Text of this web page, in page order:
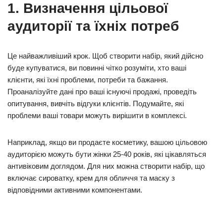
1. Визначення цільової
аудиторії та їхніх потреб
Це найважливіший крок. Щоб створити набір, який дійсно
буде купуватися, ви повинні чітко розуміти, хто ваші
клієнти, які їхні проблеми, потреби та бажання.
Проаналізуйте дані про ваші існуючі продажі, проведіть
опитування, вивчіть відгуки клієнтів. Подумайте, які
проблеми ваші товари можуть вирішити в комплексі.
Наприклад, якщо ви продаєте косметику, вашою цільовою
аудиторією можуть бути жінки 25-40 років, які цікавляться
антивіковим доглядом. Для них можна створити набір, що
включає сироватку, крем для обличчя та маску з
відповідними активними компонентами.